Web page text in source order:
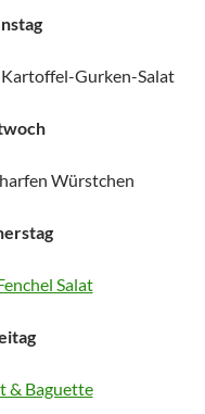
Gurken-Salat
Würstchen
Salat
& Baguette